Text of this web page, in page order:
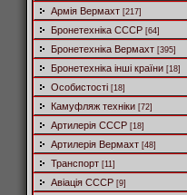
Армія Вермахт [217]
Бронетехніка СССР [64]
Бронетехніка Вермахт [395]
Бронетехніка інші країни [18]
Особистості [18]
Камуфляж техніки [72]
Артилерія СССР [18]
Артилерія Вермахт [48]
Транспорт [11]
Авіація СССР [9]